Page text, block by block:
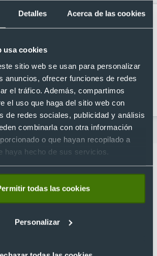
Detalles Acerca de las cookies
usa cookies
sitio web se usan para personalizar
anuncios, ofrecer funciones de redes
el tráfico. Además, compartimos
el uso que haga del sitio web con
de redes sociales, publicidad y análisis
combinarla con otra información
o que hayan recopilado a
haya hecho de sus servicios.
todas las cookies
Personalizar
Artículos para la cocina
dicen nuestros clientes